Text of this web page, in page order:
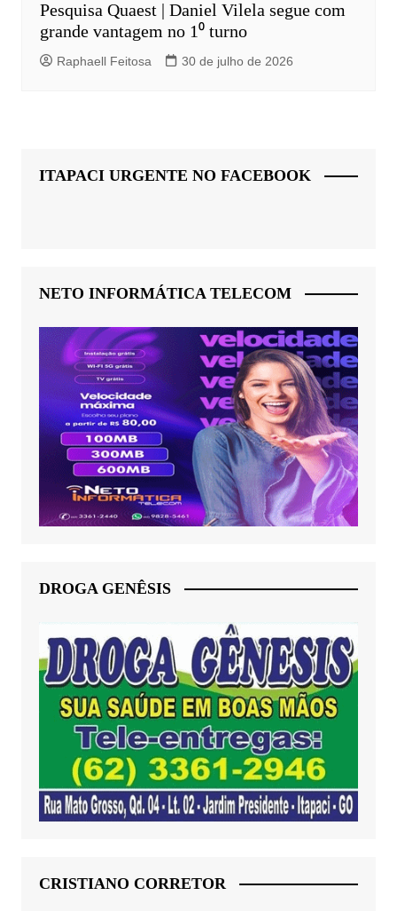
Pesquisa Quaest | Daniel Vilela segue com
grande vantagem no 1⁰ turno
Raphaell Feitosa 30 de julho de 2026
ITAPACI URGENTE NO FACEBOOK
NETO INFORMÁTICA TELECOM
DROGA GENÊSIS
CRISTIANO CORRETOR